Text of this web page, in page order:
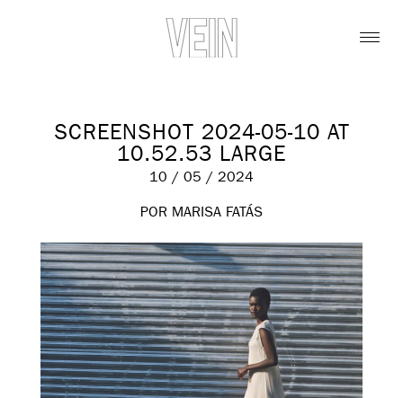
SCREENSHOT 2024-05-10 AT
10.52.53 LARGE
10 / 05 / 2024
POR MARISA FATÁS